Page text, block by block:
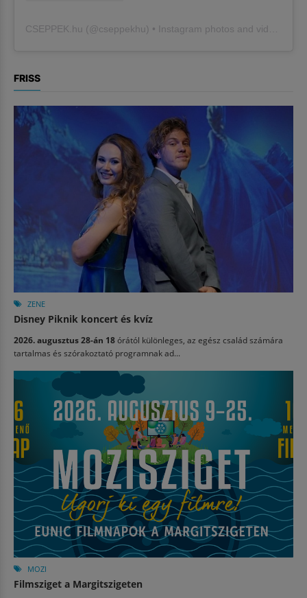
CSEPPEK.hu (@cseppekhu ) • Instagram photos and videos
FRISS
ZENE
Disney Piknik koncert és kvíz
2026. augusztus 28-án 18órától különleges, az egész család számára
tartalmas és szórakoztató programnak ad...
MOZI
Filmsziget a Margitszigeten